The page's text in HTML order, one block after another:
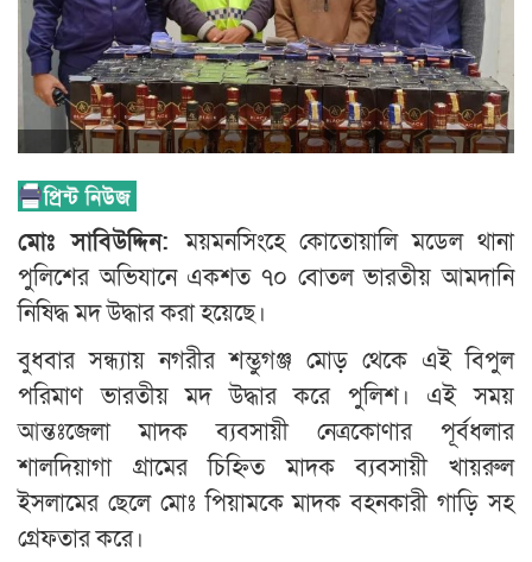
মোঃ সাবিউদ্দিন:ময়মনসিংহে কোতোয়ালি মডেল থানা
পুলিশের অভিযানে একশত ৭০ বোতল ভারতীয় আমদানি
নিষিদ্ধ মদ উদ্ধার করা হয়েছে।
বুধবার সন্ধ্যায় নগরীর শম্ভুগঞ্জ মোড় থেকে এই বিপুল
পরিমাণ ভারতীয় মদ উদ্ধার করে পুলিশ। এই সময়
আন্তঃজেলা মাদক ব্যবসায়ী নেত্রকোণার পূর্বধলার
শালদিয়াগা গ্রামের চিহ্নিত মাদক ব্যবসায়ী খায়রুল
ইসলামের ছেলে মোঃ পিয়ামকে মাদক বহনকারী গাড়ি সহ
গ্রেফতার করে।